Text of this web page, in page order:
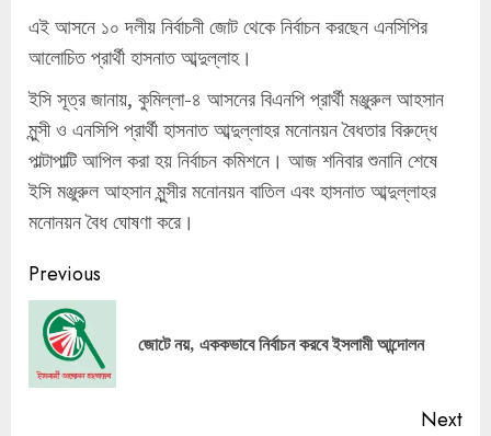
এই আসনে ১০ দলীয় নির্বাচনী জোট থেকে নির্বাচন করছেন এনসিপির
আলোচিত প্রার্থী হাসনাত আব্দুল্লাহ।
ইসি সূত্র জানায়, কুমিল্লা-৪ আসনের বিএনপি প্রার্থী মঞ্জুরুল আহসান
মুন্সী ও এনসিপি প্রার্থী হাসনাত আব্দুল্লাহর মনোনয়ন বৈধতার বিরুদ্ধে
পাল্টাপাল্টি আপিল করা হয় নির্বাচন কমিশনে। আজ শনিবার শুনানি শেষে
ইসি মঞ্জুরুল আহসান মুন্সীর মনোনয়ন বাতিল এবং হাসনাত আব্দুল্লাহর
মনোনয়ন বৈধ ঘোষণা করে।
Continue
Reading
Previous
জোটে নয়, এককভাবে নির্বাচন করবে ইসলামী আন্দোলন
Next